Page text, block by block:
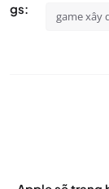
gs:
game xây